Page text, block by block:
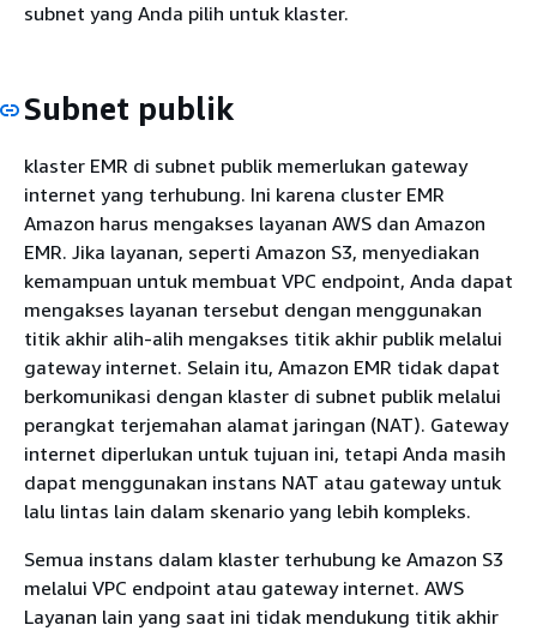
subnet yang Anda pilih untuk klaster.
Subnet publik
klaster EMR di subnet publik memerlukan gateway
internet yang terhubung. Ini karena cluster EMR
Amazon harus mengakses layanan AWS dan Amazon
EMR. Jika layanan, seperti Amazon S3, menyediakan
kemampuan untuk membuat VPC endpoint, Anda dapat
mengakses layanan tersebut dengan menggunakan
titik akhir alih-alih mengakses titik akhir publik melalui
gateway internet. Selain itu, Amazon EMR tidak dapat
berkomunikasi dengan klaster di subnet publik melalui
perangkat terjemahan alamat jaringan (NAT). Gateway
internet diperlukan untuk tujuan ini, tetapi Anda masih
dapat menggunakan instans NAT atau gateway untuk
lalu lintas lain dalam skenario yang lebih kompleks.
Semua instans dalam klaster terhubung ke Amazon S3
melalui VPC endpoint atau gateway internet. AWS
Layanan lain yang saat ini tidak mendukung titik akhir